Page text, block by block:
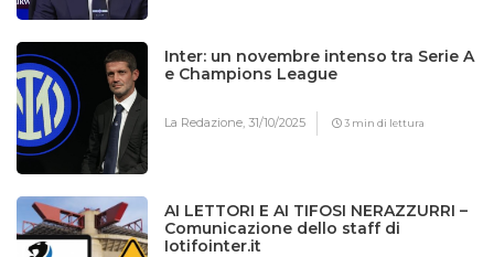
Inter: un novembre intenso tra Serie A
e Champions League
La Redazione,31/10/2025 3 min di lettura
AI LETTORI E AI TIFOSI NERAZZURRI –
Comunicazione dello staff di
Iotifointer.it